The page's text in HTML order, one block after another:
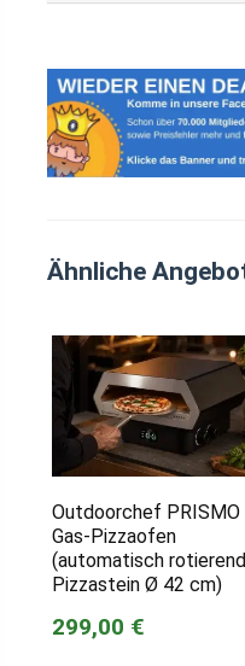
Ähnliche
Outdoorchef PRISMO
Gas-Pizzaofen
(automatisch
Pizzastein Ø 42 cm)
299,00 €